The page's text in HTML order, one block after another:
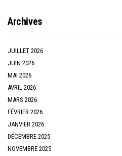
Archives
JUILLET 2026
JUIN 2026
MAI 2026
AVRIL 2026
MARS 2026
FÉVRIER 2026
JANVIER 2026
DÉCEMBRE 2025
NOVEMBRE 2025